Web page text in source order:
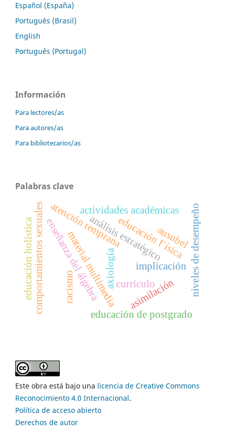
Español (España)
Português (Brasil)
English
Português (Portugal)
Información
Para lectores/as
Para autores/as
Para bibliotecarios/as
Palabras clave
currículo
implicación
axiología
material multimedia
enseñanza del álgebra
comportamientos sexuales
educación holística análisis estratégico
actividades académicas niveles de desempeño
educación f´ísica
educación de postgrado
atención temprana
asimilación
racismo
ausubel
Este obra está bajo una licencia de Creative Commons
Reconocimiento 4.0 Internacional.
Política de acceso abierto
Derechos de autor